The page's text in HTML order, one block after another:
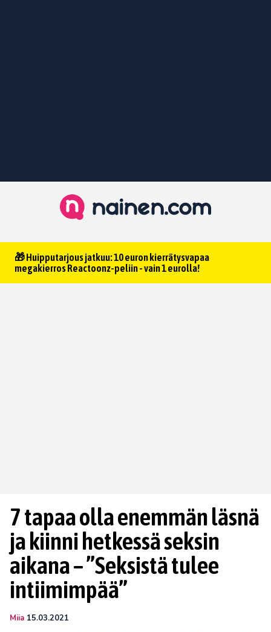
🎁 Huipputarjous jatkuu: 10 euron kierrätysvapaa
megakierros Reactoonz-peliin - vain 1 eurolla!
7 tapaa olla enemmän läsnä
ja kiinni hetkessä seksin
aikana – ”Seksistä tulee
intiimimpää”
Miia 15.03.2021